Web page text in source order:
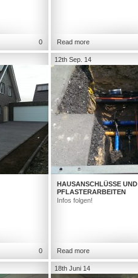
0 Read more
0
12th Sep. 14
HAUSANSCHLÜSSE UND
PFLASTERARBEITEN
Infos folgen!
Read more
18th Juni 14